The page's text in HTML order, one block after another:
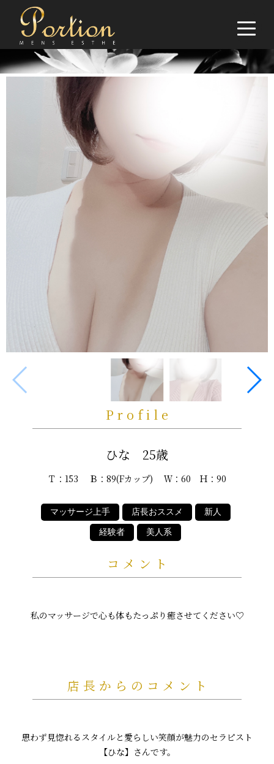
Profile
ひな 25歳
Ｔ：153 Ｂ：89(Fカップ) Ｗ：60 Ｈ：90
マッサージ上手 店長おススメ 新人
経験者 美人系
コメント
私のマッサージで心も体もたっぷり癒させてください♡
店長からのコメント
思わず見惚れるスタイルと愛らしい笑顔が魅力のセラピスト
【ひな】さんです。